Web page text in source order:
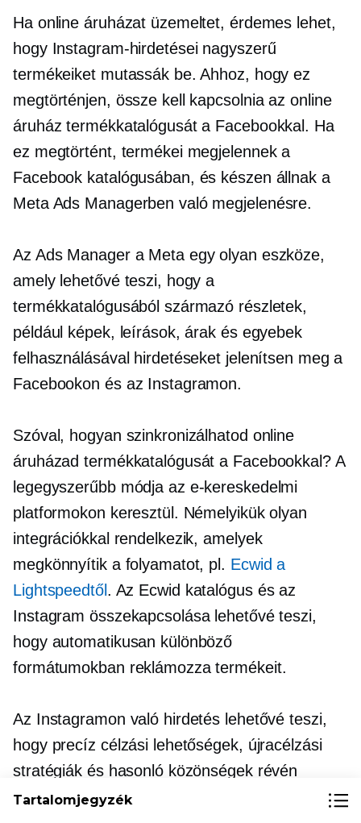
Ha online áruházat üzemeltet, érdemes lehet,
hogy Instagram-hirdetései nagyszerű
termékeiket mutassák be. Ahhoz, hogy ez
megtörténjen, össze kell kapcsolnia az online
áruház termékkatalógusát a Facebookkal. Ha
ez megtörtént, termékei megjelennek a
Facebook katalógusában, és készen állnak a
Meta Ads Managerben való megjelenésre.
Az Ads Manager a Meta egy olyan eszköze,
amely lehetővé teszi, hogy a
termékkatalógusából származó részletek,
például képek, leírások, árak és egyebek
felhasználásával hirdetéseket jelenítsen meg a
Facebookon és az Instagramon.
Szóval, hogyan szinkronizálhatod online
áruházad termékkatalógusát a Facebookkal? A
legegyszerűbb módja az e-kereskedelmi
platformokon keresztül. Némelyikük olyan
integrációkkal rendelkezik, amelyek
megkönnyítik a folyamatot, pl. Ecwid a
Lightspeedtől . Az Ecwid katalógus és az
Instagram összekapcsolása lehetővé teszi,
hogy automatikusan különböző
formátumokban reklámozza termékeit.
Az Instagramon való hirdetés lehetővé teszi,
hogy precíz célzási lehetőségek, újracélzási
stratégiák és hasonló közönségek révén
kapcsolatba léphessen ideális vásárlóival.
Tartalomjegyzék